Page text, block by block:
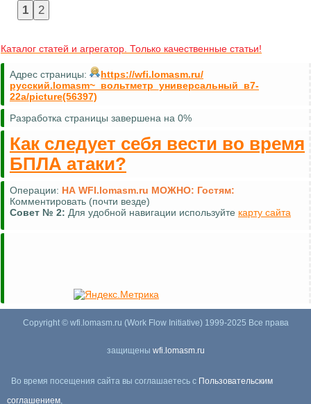
Каталог статей и агрегатор. Только качественные статьи!
Адрес страницы:
https://wfi.lomasm.ru/
русский.lomasm~_вольтметр_универсальный_в7-
22а/picture(56397)
Разработка страницы завершена на 0%
Как следует себя вести во время
БПЛА атаки?
Операции: НА WFI.lomasm.ru МОЖНО: Гостям:
Комментировать (почти везде)
Совет № 2: Для удобной навигации используйте карту сайта
Copyright © wfi.lomasm.ru (Work Flow Initiative) 1999-2025 Все права
защищены wfi.lomasm.ru
Во время посещения сайта вы соглашаетесь с Пользовательским
соглашением